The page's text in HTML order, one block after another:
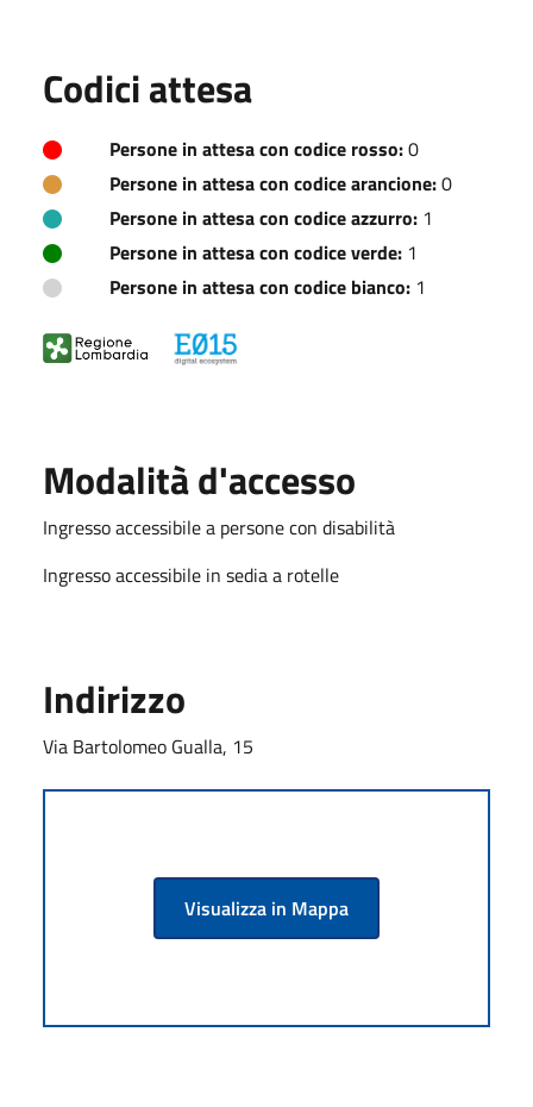
Codici attesa
Persone in attesa con codice rosso:0
Persone in attesa con codice arancione:0
Persone in attesa con codice azzurro: 1
Persone in attesa con codice verde: 1
Persone in attesa con codice bianco: 1
Modalità d'accesso
Ingresso accessibile a persone con disabilità
Ingresso accessibile in sedia a rotelle
Indirizzo
Via Bartolomeo Gualla, 15
Visualizza in Mappa